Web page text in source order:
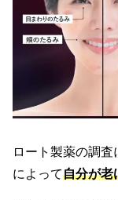
ロート製薬の調査
によって自分が老